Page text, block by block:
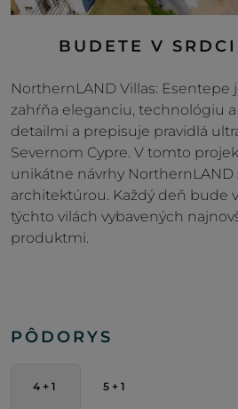
BUDETE V
NorthernLAND Villas: Esentepe
zahŕňa eleganciu, technológiu
detailmi a prepisuje pravidlá
Severnom Cypre. V tomto
unikátne návrhy
architektúrou. Každý deň bude
týchto vilách vybavených
produktmi.
PÔDORYS
4+1 5+1